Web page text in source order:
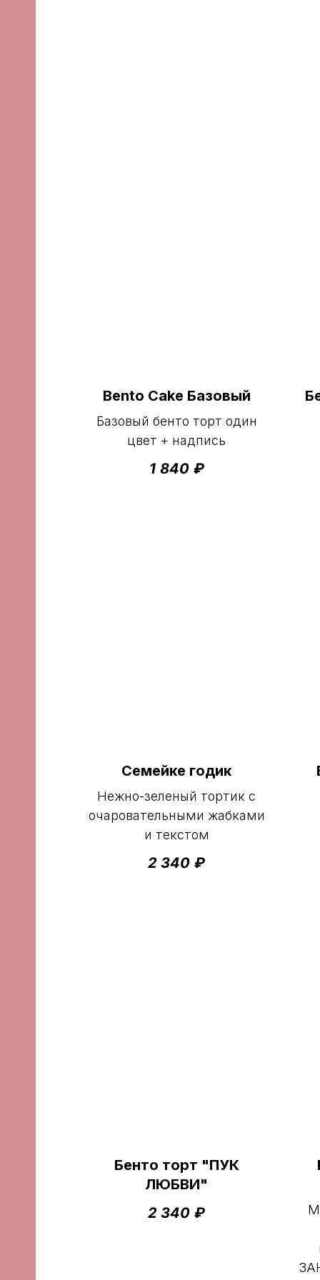
Bento Cake Базовый
Базовый бенто торт один
цвет + надпись
1 840 ₽
Семейке годик
Нежно-зеленый тортик с
очаровательными жабками
и текстом
2 340 ₽
Бенто торт "ПУК
ЛЮБВИ"
2 340 ₽